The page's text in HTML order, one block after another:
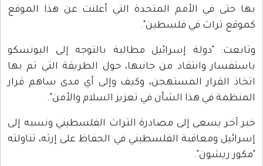
بها حتى في الأمم المتحدة التي أعلنت عن هذا الموقع
كموقع تراث في فلسطين".
وتابعت: "دولة إسرائيل مطالبة بالتوجه إلى اليونسكو
باستفسار وانتقاد من جانبها، حول الطريقة التي تم بها
اتخاذ القرار المستهجن، وكيف وإلى أي مدى ساهم قرار
المنظمة في هذا الشأن في تعزيز السلام والأمن".
خبر آخر يسعى إلى مصادرة التراث الفلسطيني ونسبه إلى
إسرائيل ومعاقبة الفلسطيني في الحفاظ على إرثه، تناولته
"مكور ريشون".